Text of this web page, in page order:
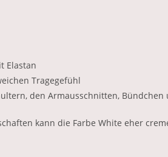
Elastan
Tragegefühl
den Armausschnitten, Bündchen
kann die Farbe White eher